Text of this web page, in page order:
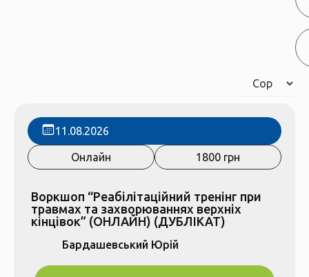
11.08.2026
Онлайн 1800 грн
Воркшоп “Реабілітаційний тренінг при
травмах та захворюваннях верхніх
кінцівок” (ОНЛАЙН) (ДУБЛІКАТ)
Бардашевський Юрій